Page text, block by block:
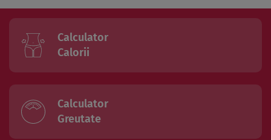
Calculator
Calorii
Calculator
Greutate